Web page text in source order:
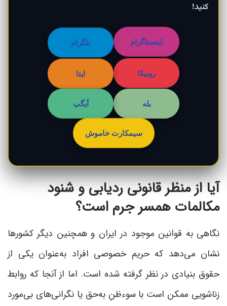
کنید!
اینستاگرام تلگرام
روبیکا ایتا
بله آیگپ
سیمکارت خاموش
آیا از منظر قانونی ردیابی و شنود
مکالمات همسر جرم است؟
نگاهی به قوانین موجود در ایران و همچنین دیگر کشورها
نشان می‌دهد که حریم خصوصی افراد به‌عنوان یکی از
حقوق بنیادی در نظر گرفته شده است. اما از آنجا که روابط
زناشویی ممکن است با سوءظنِ به‌حق یا نگرانی‌های بی‌مورد